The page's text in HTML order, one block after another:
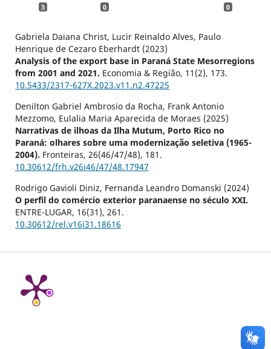
3 0 0
Gabriela Daiana Christ, Lucir Reinaldo Alves, Paulo
Henrique de Cezaro Eberhardt (2023)
Analysis of the export base in Paraná State Mesorregions
from 2001 and 2021. Economia & Região, 11 (2), 173.
10.5433/2317-627X.2023.v11.n2.47225
Denilton Gabriel Ambrosio da Rocha, Frank Antonio
Mezzomo, Eulalia Maria Aparecida de Moraes (2025)
Narrativas de ilhoas da Ilha Mutum, Porto Rico no
Paraná: olhares sobre uma modernização seletiva (1965-
2004). Fronteiras, 26(46/47/48), 181.
10.30612/frh.v26i46/47/48.17947
Rodrigo Gavioli Diniz, Fernanda Leandro Domanski (2024)
O perfil do comércio exterior paranaense no século XXI.
ENTRE-LUGAR, 16(31), 261.
10.30612/rel.v16i31.18616